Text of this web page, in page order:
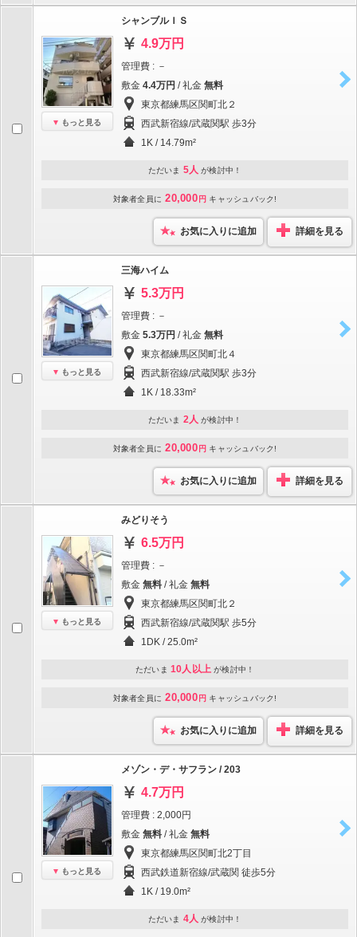
もっと見る
シャンブルＩＳ
4.9万円
管理費 : －
敷金 4.4万円 / 礼金 無料
東京都練馬区関町北２
西武新宿線/武蔵関駅 歩3分
1K / 14.79m²
ただいま 5人 が検討中！
対象者全員に 20,000 円 キャッシュバック!
お気に入りに追加 詳細を見る
もっと見る
三海ハイム
5.3万円
管理費 : －
敷金 5.3万円 / 礼金 無料
東京都練馬区関町北４
西武新宿線/武蔵関駅 歩3分
1K / 18.33m²
ただいま 2人 が検討中！
対象者全員に 20,000 円 キャッシュバック!
お気に入りに追加 詳細を見る
もっと見る
みどりそう
6.5万円
管理費 : －
敷金 無料 / 礼金 無料
東京都練馬区関町北２
西武新宿線/武蔵関駅 歩5分
1DK / 25.0m²
ただいま 10人以上 が検討中！
対象者全員に 20,000 円 キャッシュバック!
お気に入りに追加 詳細を見る
もっと見る
メゾン・デ・サフラン / 203
4.7万円
管理費 : 2,000円
敷金 無料 / 礼金 無料
東京都練馬区関町北2丁目
西武鉄道新宿線/武蔵関 徒歩5分
1K / 19.0m²
ただいま 4人 が検討中！